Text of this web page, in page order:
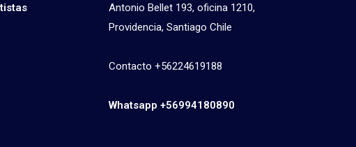
Antonio Bellet 193, oficina 1210,
Providencia, Santiago Chile
Contacto +56224619188
Whatsapp +56994180890